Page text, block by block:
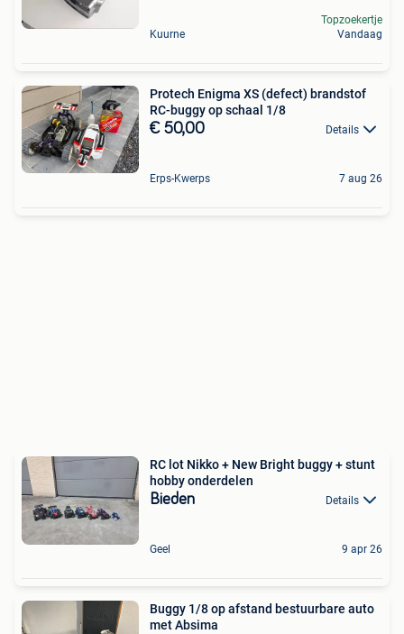
Kuurne
Topzoekertje
Vandaag
Protech Enigma XS (defect) brandstof
RC-buggy op schaal 1/8
€ 50,00 Details
Erps-Kwerps 7 aug 26
RC lot Nikko + New Bright buggy + stunt
hobby onderdelen
Bieden Details
Geel 9 apr 26
Buggy 1/8 op afstand bestuurbare auto
met Absima